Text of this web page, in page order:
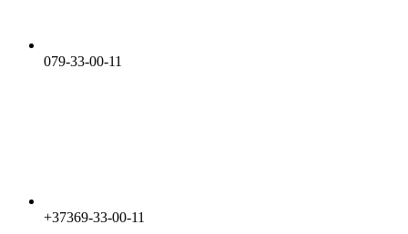
079-33-00-11
+37369-33-00-11